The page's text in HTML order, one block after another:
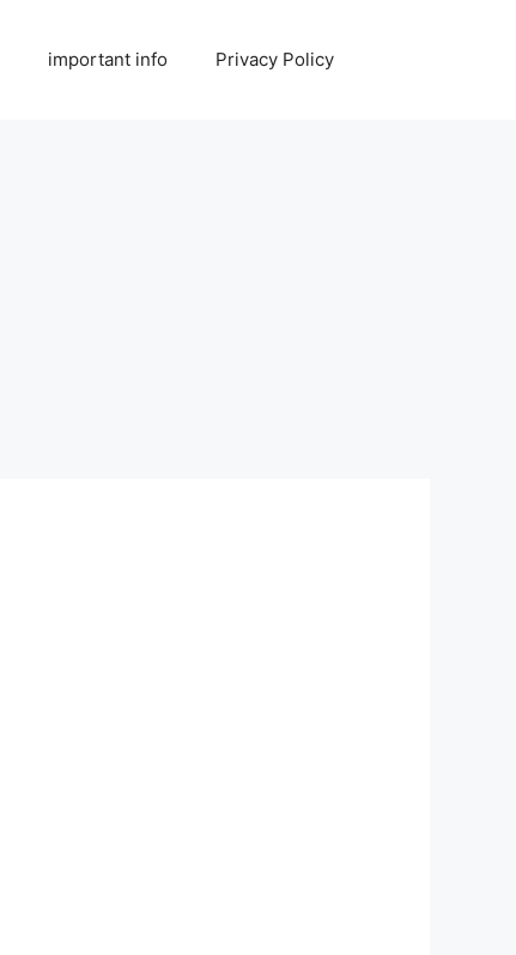
important info Privacy Policy